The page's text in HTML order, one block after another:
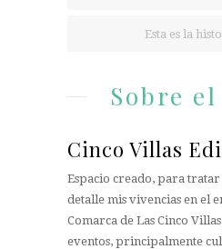
Esta es la
Sobre
Cinco Villas
Espacio creado, para
detalle mis vivencias en el
Comarca de Las Cinco
eventos, principalmente